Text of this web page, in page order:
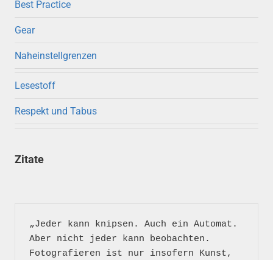
Best Practice
Gear
Naheinstellgrenzen
Lesestoff
Respekt und Tabus
Zitate
„Jeder kann knipsen. Auch ein Automat.
Aber nicht jeder kann beobachten.
Fotografieren ist nur insofern Kunst,